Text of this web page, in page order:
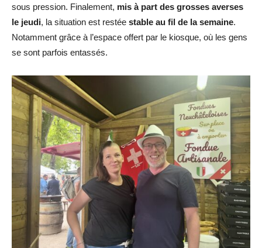
sous pression. Finalement, mis à part des grosses averses
le jeudi, la situation est restée stable au fil de la semaine.
Notamment grâce à l’espace offert par le kiosque, où les gens
se sont parfois entassés.